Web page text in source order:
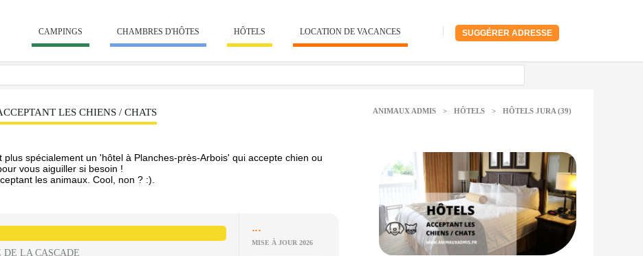
SUGGÉRER ADRESSE
CAMPINGS CHAMBRES D'HÔTES HÔTELS LOCATION DE VACANCES
LES CHIENS / CHATS ANIMAUX ADMIS > HÔTELS > HÔTELS JURA (39)
spécialement un 'hôtel à Planches-près-Arbois' qui accepte chien ou
vous aiguiller si besoin !
les animaux. Cool, non ? :).
DE LA CASCADE
...
MISE À JOUR 2026